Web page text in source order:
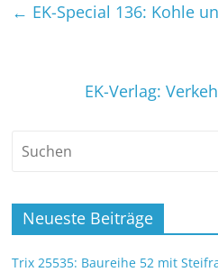
← EK-Special 136: Kohle
EK-Verlag:
Neueste Beiträge
Trix 25535: Baureihe 52 mit